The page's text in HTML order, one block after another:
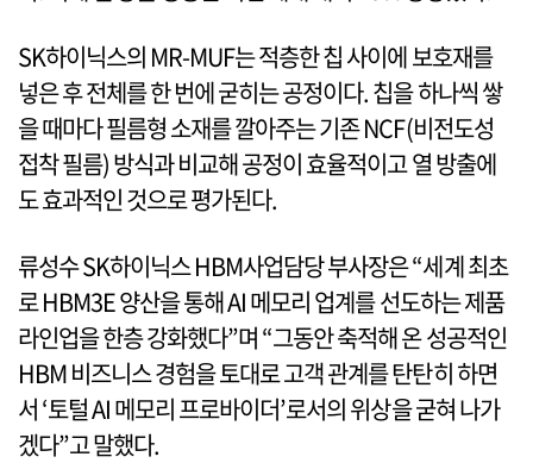
SK하이닉스의 MR-MUF는 적층한 칩 사이에 보호재를
넣은 후 전체를 한 번에 굳히는 공정이다. 칩을 하나씩 쌓
을 때마다 필름형 소재를 깔아주는 기존 NCF(비전도성
접착 필름) 방식과 비교해 공정이 효율적이고 열 방출에
도 효과적인 것으로 평가된다.
류성수 SK하이닉스 HBM사업담당 부사장은 “세계 최초
로 HBM3E 양산을 통해 AI 메모리 업계를 선도하는 제품
라인업을 한층 강화했다”며 “그동안 축적해 온 성공적인
HBM 비즈니스 경험을 토대로 고객 관계를 탄탄히 하면
서 ‘토털 AI 메모리 프로바이더’로서의 위상을 굳혀 나가
겠다”고 말했다.